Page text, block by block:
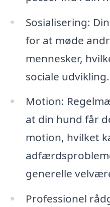
Sosialisering:
for at møde
mennesker,
sociale udvikling.
Motion:
at din hund får
motion, hvilket
generelle
Professionel